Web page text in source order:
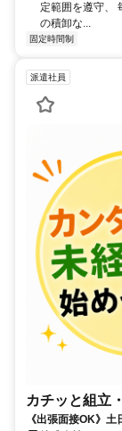
定範囲を遵守、
の積卸な...
固定時間制
派遣社員
カチッと組立
《出張面接OK》